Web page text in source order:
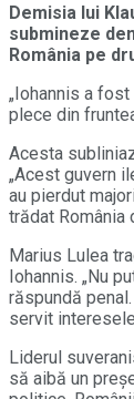
Demisia lui
submineze
România pe
„Iohannis a
plece din
Acesta
„Acest guvern
au pierdut
trădat România
Marius Lulea
Iohannis. „Nu
răspundă
servit
Liderul
să aibă un